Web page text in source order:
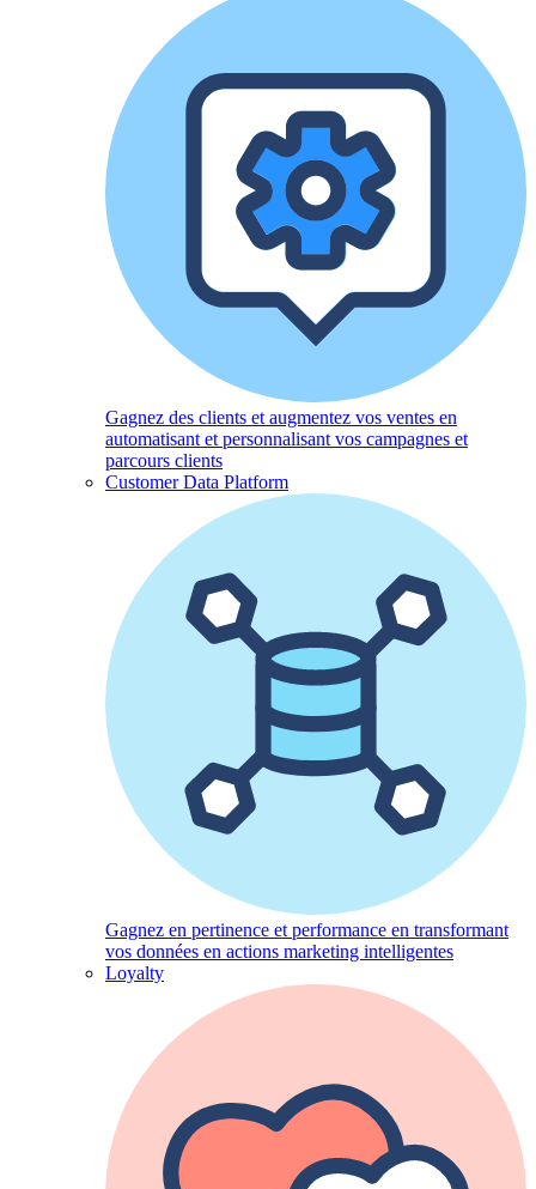
Gagnez des clients et augmentez vos ventes en
automatisant et personnalisant vos campagnes et
parcours clients
Customer Data Platform
Gagnez en pertinence et performance en transformant
vos données en actions marketing intelligentes
Loyalty